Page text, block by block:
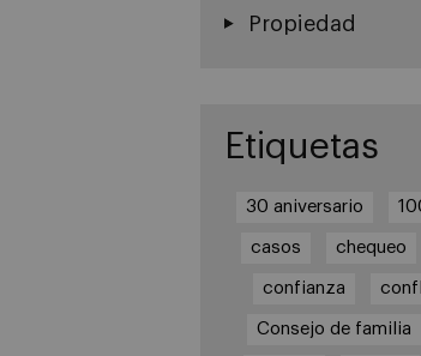
Propiedad
Etiquetas
30 aniversario
casos chequeo
confianza
Consejo de familia